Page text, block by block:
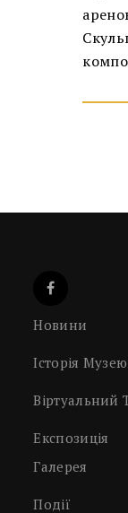
Новини
Історія Музею
Віртуальний
Експозиція
Галерея
Події